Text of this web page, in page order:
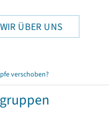
WIR ÜBER UNS
verschoben?